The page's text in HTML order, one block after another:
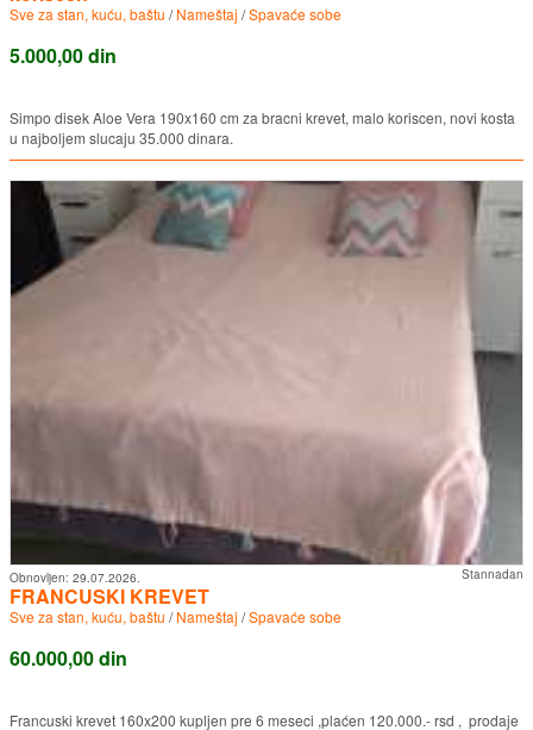
Sve za stan, kuću, baštu /Nameštaj /Spavaće sobe
5.000,00 din
Simpo disek Aloe Vera 190x160 cm za bracni krevet, malo koriscen, novi kosta
u najboljem slucaju 35.000 dinara.
Stannadan
Obnovljen: 29.07.2026.
FRANCUSKI KREVET
Sve za stan, kuću, baštu /Nameštaj /Spavaće sobe
60.000,00 din
Francuski krevet 160x200 kupljen pre 6 meseci ,plaćen 120.000.- rsd , prodaje